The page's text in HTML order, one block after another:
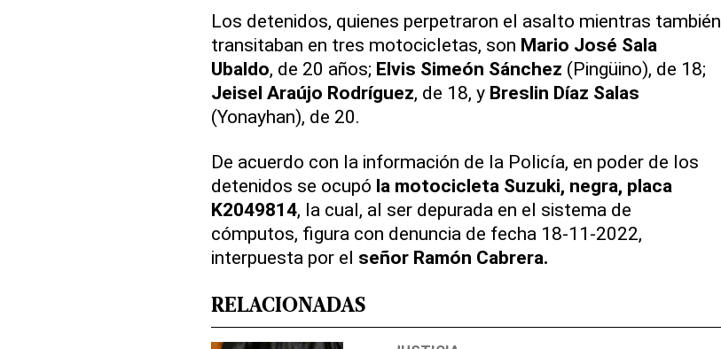
Los detenidos, quienes perpetraron el asalto mientras también
transitaban en tres motocicletas, son Mario José Sala
Ubaldo, de 20 años; Elvis Simeón Sánchez (Pingüino), de 18;
Jeisel Araújo Rodríguez, de 18, y Breslin Díaz Salas
(Yonayhan), de 20.
De acuerdo con la información de la Policía, en poder de los
detenidos se ocupó la motocicleta Suzuki, negra, placa
K2049814, la cual, al ser depurada en el sistema de
cómputos, figura con denuncia de fecha 18-11-2022,
interpuesta por el señor Ramón Cabrera.
RELACIONADAS